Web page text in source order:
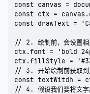
const canvas =
const ctx =
const drawText =
// 2. 绘制前，会设置相
ctx.font = 'bold
ctx.fillStyle =
// 3. 开始绘制前获取到
const textWitdh =
// 4. 假设我们要将文字